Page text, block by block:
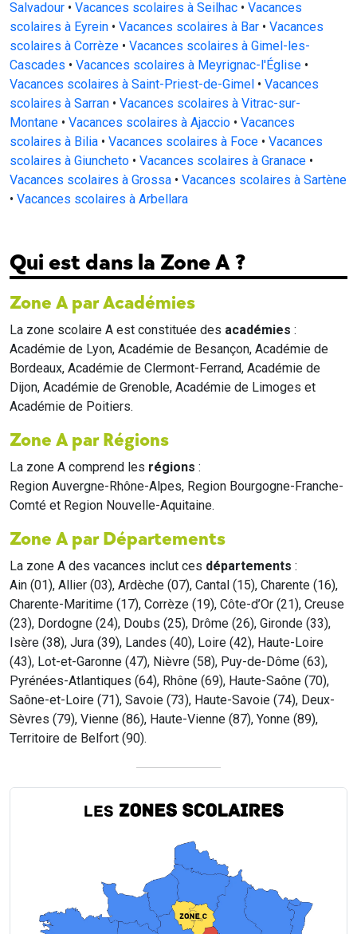
Salvadour • Vacances scolaires à Seilhac • Vacances
scolaires à Eyrein • Vacances scolaires à Bar • Vacances
scolaires à Corrèze • Vacances scolaires à Gimel-les-
Cascades • Vacances scolaires à Meyrignac-l'Église •
Vacances scolaires à Saint-Priest-de-Gimel • Vacances
scolaires à Sarran • Vacances scolaires à Vitrac-sur-
Montane • Vacances scolaires à Ajaccio • Vacances
scolaires à Bilia • Vacances scolaires à Foce • Vacances
scolaires à Giuncheto • Vacances scolaires à Granace •
Vacances scolaires à Grossa • Vacances scolaires à Sartène
• Vacances scolaires à Arbellara
Qui est dans la Zone A ?
Zone A par Académies
La zone scolaire A est constituée des académies :
Académie de Lyon, Académie de Besançon, Académie de
Bordeaux, Académie de Clermont-Ferrand, Académie de
Dijon, Académie de Grenoble, Académie de Limoges et
Académie de Poitiers.
Zone A par Régions
La zone A comprend les régions :
Region Auvergne-Rhône-Alpes, Region Bourgogne-Franche-
Comté et Region Nouvelle-Aquitaine.
Zone A par Départements
La zone A des vacances inclut ces départements :
Ain (01), Allier (03), Ardèche (07), Cantal (15), Charente (16),
Charente-Maritime (17), Corrèze (19), Côte-d’Or (21), Creuse
(23), Dordogne (24), Doubs (25), Drôme (26), Gironde (33),
Isère (38), Jura (39), Landes (40), Loire (42), Haute-Loire
(43), Lot-et-Garonne (47), Nièvre (58), Puy-de-Dôme (63),
Pyrénées-Atlantiques (64), Rhône (69), Haute-Saône (70),
Saône-et-Loire (71), Savoie (73), Haute-Savoie (74), Deux-
Sèvres (79), Vienne (86), Haute-Vienne (87), Yonne (89),
Territoire de Belfort (90).